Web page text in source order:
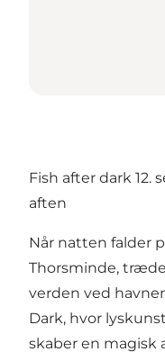
Fish after dark 12.
aften
Når natten falder
Thorsminde,
verden ved
Dark, hvor
skaber en